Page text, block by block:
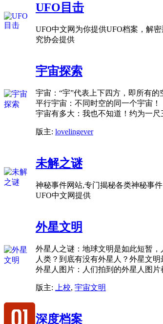
UFO目击
UFO中文网为你提供UFO档案，解
究协会提供
宇宙探索
宇宙：“宇”代表上下四方，即所有的
平行宇宙：不同时空的同一个宇宙！
宇宙有多大：我也不知道！约为一尺
版主: lovelingever
未解之谜
神秘事件网站,专门揭秘各类神秘事
UFO中文网提供
外星文明
外星人之谜：地球文明是如此短暂
人类？到底有没有外星人？外星文明
外星人图片：人们拍到的外星人图片
版主: 上校, 宇宙文明
深度档案